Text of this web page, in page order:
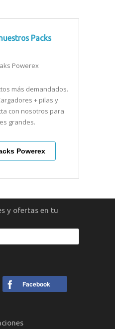
Packs
más demandados.
+ pilas y
con nosotros para
grandes.
Powerex
y ofertas en tu
Facebook